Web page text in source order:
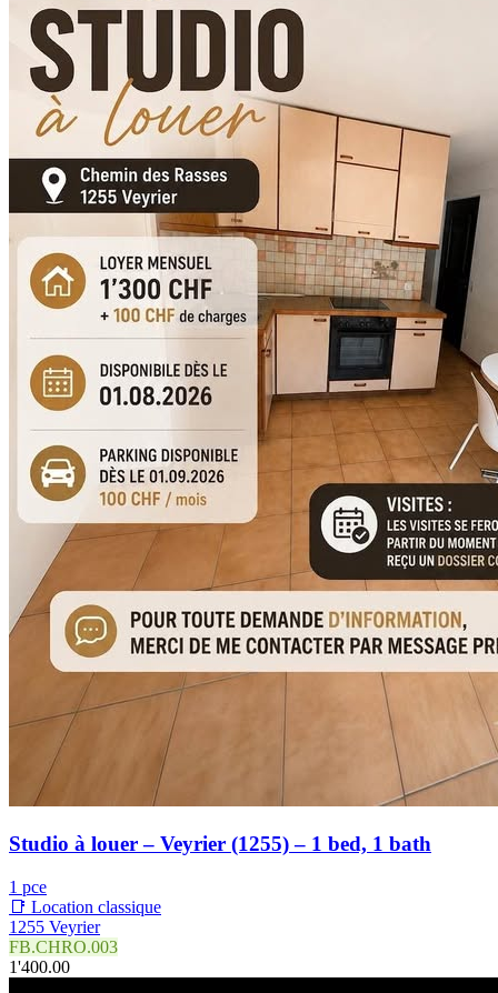
Studio à louer – Veyrier (1255) – 1 bed, 1 bath
1 pce
📑 Location classique
1255 Veyrier
FB.CHRO.003
1'400.00